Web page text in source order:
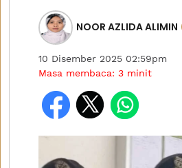
NOOR AZLIDA ALIMIN
10 Disember 2025 02:59pm
Masa membaca: 3minit